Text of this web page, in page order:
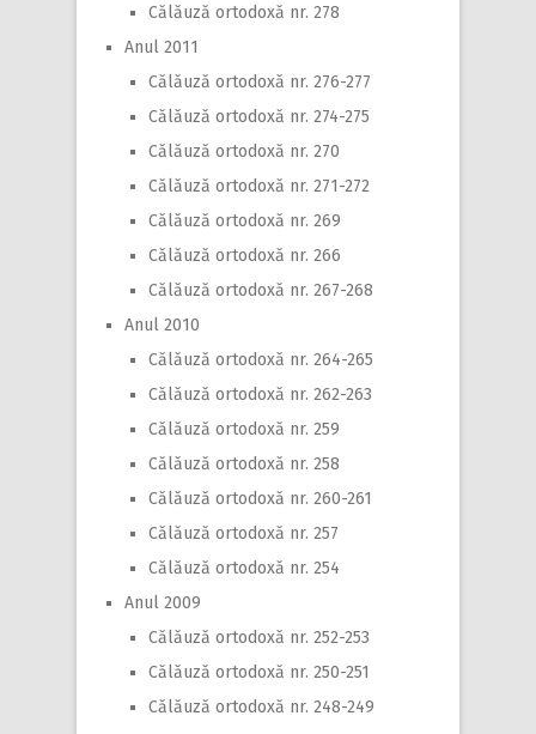
Călăuză ortodoxă nr. 278
Anul 2011
Călăuză ortodoxă nr. 276-277
Călăuză ortodoxă nr. 274-275
Călăuză ortodoxă nr. 270
Călăuză ortodoxă nr. 271-272
Călăuză ortodoxă nr. 269
Călăuză ortodoxă nr. 266
Călăuză ortodoxă nr. 267-268
Anul 2010
Călăuză ortodoxă nr. 264-265
Călăuză ortodoxă nr. 262-263
Călăuză ortodoxă nr. 259
Călăuză ortodoxă nr. 258
Călăuză ortodoxă nr. 260-261
Călăuză ortodoxă nr. 257
Călăuză ortodoxă nr. 254
Anul 2009
Călăuză ortodoxă nr. 252-253
Călăuză ortodoxă nr. 250-251
Călăuză ortodoxă nr. 248-249